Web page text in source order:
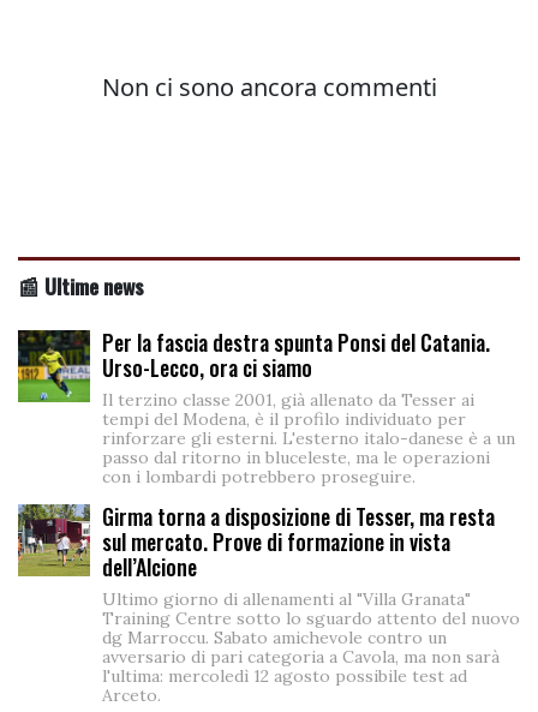
📰 Ultime news
Per la fascia destra spunta Ponsi del Catania.
Urso-Lecco, ora ci siamo
Il terzino classe 2001, già allenato da Tesser ai
tempi del Modena, è il profilo individuato per
rinforzare gli esterni. L'esterno italo-danese è a un
passo dal ritorno in bluceleste, ma le operazioni
con i lombardi potrebbero proseguire.
Girma torna a disposizione di Tesser, ma resta
sul mercato. Prove di formazione in vista
dell’Alcione
Ultimo giorno di allenamenti al "Villa Granata"
Training Centre sotto lo sguardo attento del nuovo
dg Marroccu. Sabato amichevole contro un
avversario di pari categoria a Cavola, ma non sarà
l'ultima: mercoledì 12 agosto possibile test ad
Arceto.